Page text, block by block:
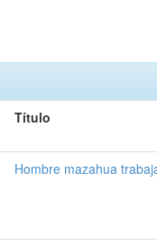
Título
Hombre mazahua